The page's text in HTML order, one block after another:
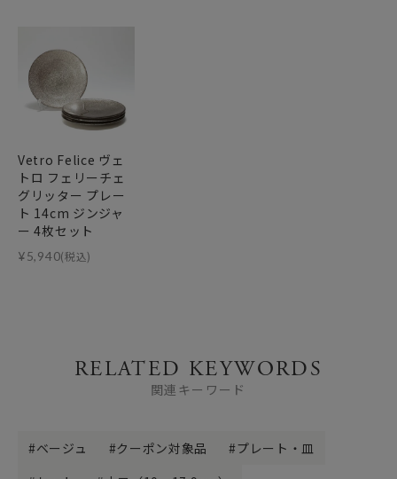
Vetro Felice ヴェ
トロ フェリーチェ
グリッター プレー
ト 14cm ジンジャ
ー 4枚セット
¥5,940(税込)
RELATED KEYWORDS
関連キーワード
ベージュ クーポン対象品
プレート・皿